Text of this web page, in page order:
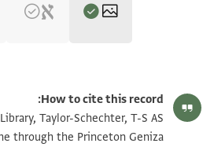
T-S AS 177.249 1v
How to cite this record:
Taylor-Schechter, T-S AS
through the Princeton Geniza